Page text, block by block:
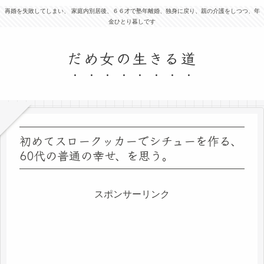
再婚を失敗してしまい、 家庭内別居後、６６才で塾年離婚、独身に戻り、親の介護をしつつ、年
金ひとり暮しです
だめ女の生きる道
初めてスロークッカーでシチューを作る、
60代の普通の幸せ、を思う。
スポンサーリンク